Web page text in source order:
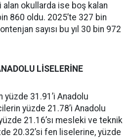
okullarda ise boş kalan
860 oldu. 2025’te 327 bin
sayısı bu yıl 30 bin 972
LİSELERİNE
31.91’i Anadolu
yüzde 21.78’i Anadolu
21.16’sı mesleki ve teknik
20.32’si fen liselerine, yüzde